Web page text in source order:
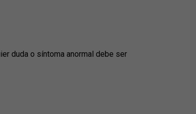
duda o síntoma anormal debe ser